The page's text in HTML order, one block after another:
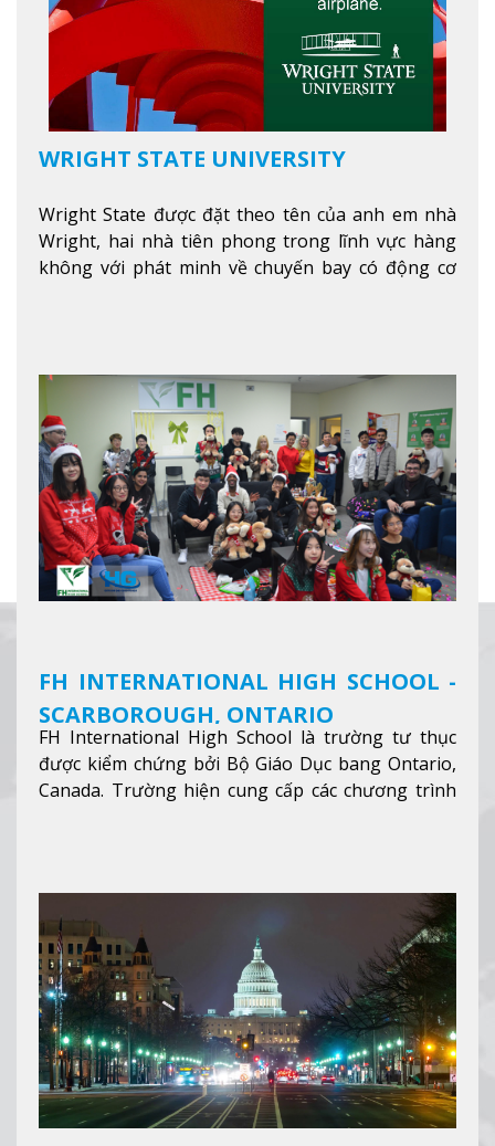
WRIGHT STATE UNIVERSITY
Wright State được đặt theo tên của anh em nhà
Wright, hai nhà tiên phong trong lĩnh vực hàng
không với phát minh về chuyến bay có động cơ
FH INTERNATIONAL HIGH SCHOOL -
SCARBOROUGH, ONTARIO
FH International High School là trường tư thục
được kiểm chứng bởi Bộ Giáo Dục bang Ontario,
Canada. Trường hiện cung cấp các chương trình
nhanh chóng môi trường học tại Canada.Xem
thêm